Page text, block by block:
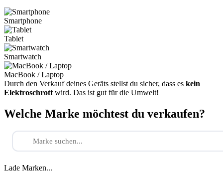
Smartphone
Tablet
Smartwatch
MacBook / Laptop
Durch den Verkauf deines Geräts stellst du sicher, dass es kein
Elektroschrott wird. Das ist gut für die Umwelt!
Welche Marke möchtest du verkaufen?
Lade Marken...